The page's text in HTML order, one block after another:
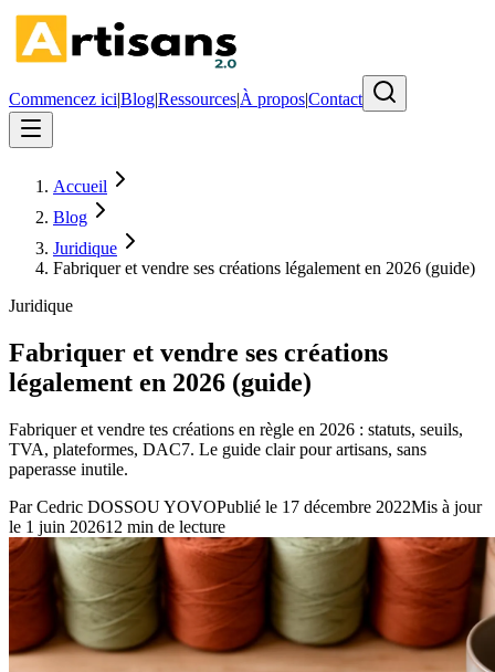
Commencez ici|Blog|Ressources|À propos|Contact
Accueil
Blog
Juridique
Fabriquer et vendre ses créations légalement en 2026 (guide)
Juridique
Fabriquer et vendre ses créations
légalement en 2026 (guide)
Fabriquer et vendre tes créations en règle en 2026 : statuts, seuils,
TVA, plateformes, DAC7. Le guide clair pour artisans, sans
paperasse inutile.
ParCedric DOSSOU YOVOPublié le 17 décembre 2022Mis à jour
le 1 juin 202612 min de lecture